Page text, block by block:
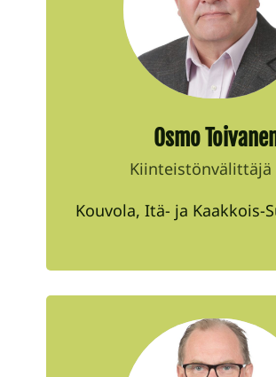
Osmo
Kiinteistönvälittäjä
Kouvola, Itä- ja Kaakkois-